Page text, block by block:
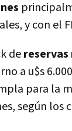
y con el
dereservas
a u$s
para la
según